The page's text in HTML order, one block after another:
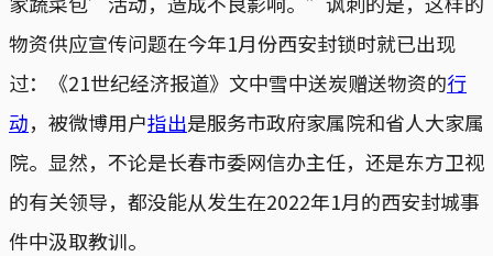
物资供应宣传问题在今年1月份西安封锁时就已出现
过：《21世纪经济报道》文中雪中送炭赠送物资的行
动，被微博用户指出是服务市政府家属院和省人大家属
院。显然，不论是长春市委网信办主任，还是东方卫视
的有关领导，都没能从发生在2022年1月的西安封城事
件中汲取教训。